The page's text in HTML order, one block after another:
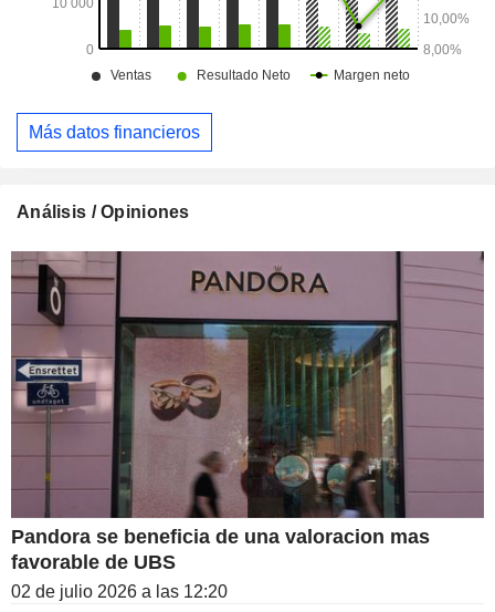
Más datos financieros
Análisis / Opiniones
Pandora se beneficia de una valoracion mas
favorable de UBS
02 de julio 2026 a las 12:20